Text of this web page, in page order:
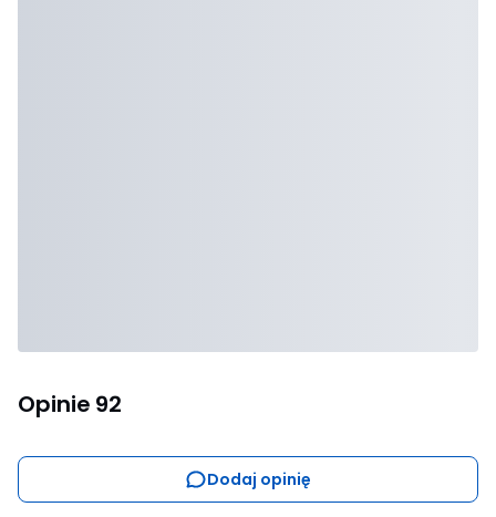
Opinie 92
Dodaj opinię